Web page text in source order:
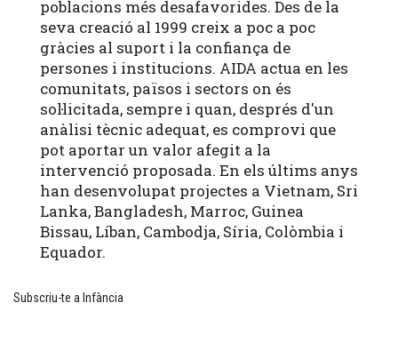
poblacions més desafavorides. Des de la
seva creació al 1999 creix a poc a poc
gràcies al suport i la confiança de
persones i institucions. AIDA actua en les
comunitats, països i sectors on és
sol·licitada, sempre i quan, després d'un
anàlisi tècnic adequat, es comprovi que
pot aportar un valor afegit a la
intervenció proposada. En els últims anys
han desenvolupat projectes a Vietnam, Sri
Lanka, Bangladesh, Marroc, Guinea
Bissau, Líban, Cambodja, Síria, Colòmbia i
Equador.
Subscriu-te a Infància